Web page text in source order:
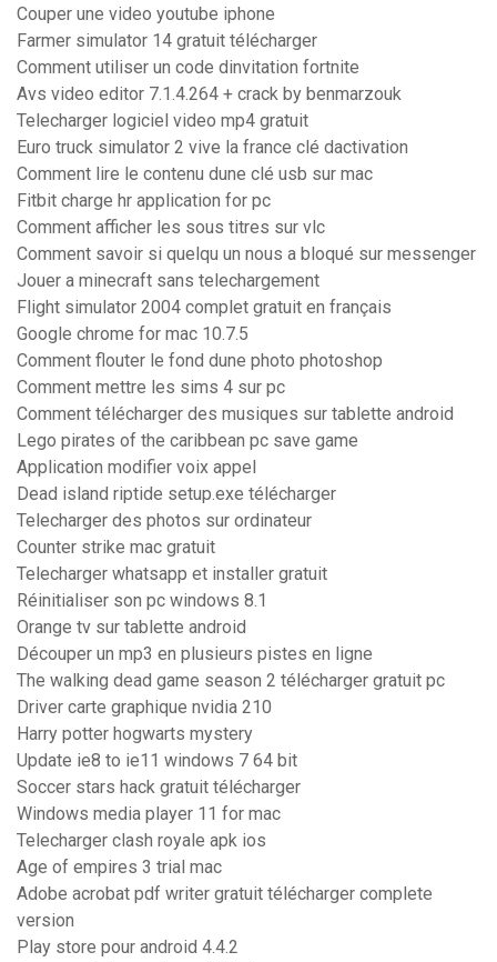
Couper une video youtube iphone
Farmer simulator 14 gratuit télécharger
Comment utiliser un code dinvitation fortnite
Avs video editor 7.1.4.264 + crack by benmarzouk
Telecharger logiciel video mp4 gratuit
Euro truck simulator 2 vive la france clé dactivation
Comment lire le contenu dune clé usb sur mac
Fitbit charge hr application for pc
Comment afficher les sous titres sur vlc
Comment savoir si quelqu un nous a bloqué sur messenger
Jouer a minecraft sans telechargement
Flight simulator 2004 complet gratuit en français
Google chrome for mac 10.7.5
Comment flouter le fond dune photo photoshop
Comment mettre les sims 4 sur pc
Comment télécharger des musiques sur tablette android
Lego pirates of the caribbean pc save game
Application modifier voix appel
Dead island riptide setup.exe télécharger
Telecharger des photos sur ordinateur
Counter strike mac gratuit
Telecharger whatsapp et installer gratuit
Réinitialiser son pc windows 8.1
Orange tv sur tablette android
Découper un mp3 en plusieurs pistes en ligne
The walking dead game season 2 télécharger gratuit pc
Driver carte graphique nvidia 210
Harry potter hogwarts mystery
Update ie8 to ie11 windows 7 64 bit
Soccer stars hack gratuit télécharger
Windows media player 11 for mac
Telecharger clash royale apk ios
Age of empires 3 trial mac
Adobe acrobat pdf writer gratuit télécharger complete
version
Play store pour android 4.4.2